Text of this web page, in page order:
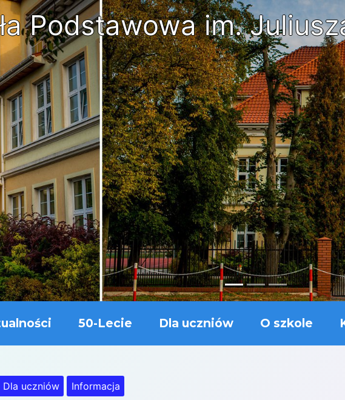
Podstawowa im.
50-Lecie Dla uczniów O szkole
Dla uczniów Informacja